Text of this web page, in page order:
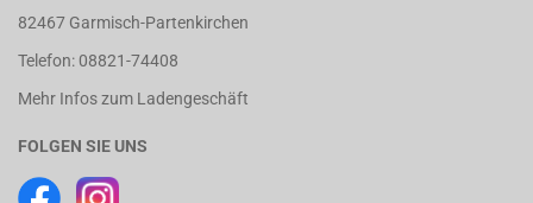
82467 Garmisch-Partenkirchen
Telefon: 08821-74408
Mehr Infos zum Ladengeschäft
FOLGEN SIE UNS